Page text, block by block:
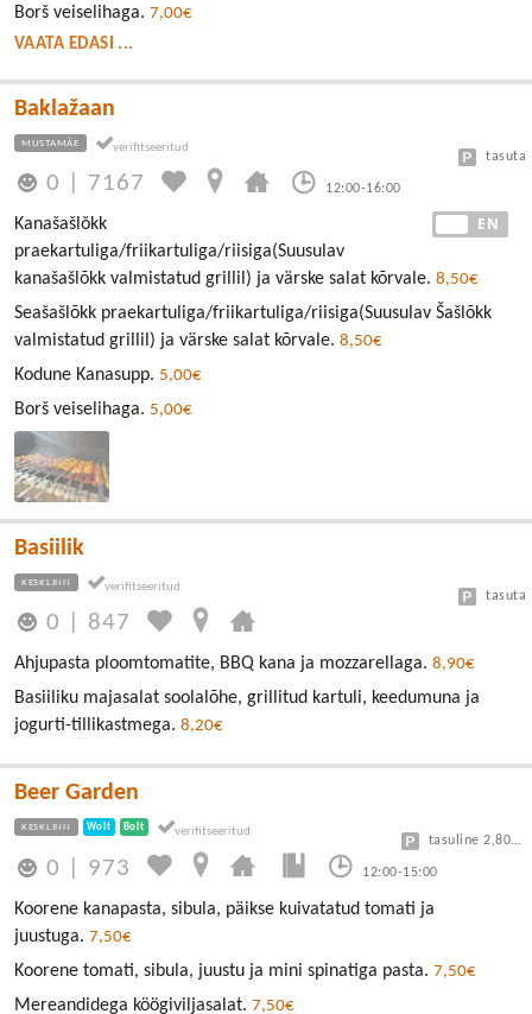
Borš veiselihaga. 7,00€
VAATA EDASI ...
Baklažaan
MUSTAMÄE
0 7167 12:00-16:00
tasuta
EN
Kanašašlǒkk
praekartuliga/friikartuliga/riisiga(Suusulav
kanašašlõkk valmistatud grillil) ja värske salat kõrvale. 8,50€
Seašašlõkk praekartuliga/friikartuliga/riisiga(Suusulav Šašlõkk
valmistatud grillil) ja värske salat kõrvale. 8,50€
Kodune Kanasupp. 5,00€
Borš veiselihaga. 5,00€
Basiilik
KESKLINN
0 847
tasuta
Ahjupasta ploomtomatite, BBQ kana ja mozzarellaga. 8,90€
Basiiliku majasalat soolalõhe, grillitud kartuli, keedumuna ja
jogurti-tillikastmega. 8,20€
Beer Garden
KESKLINN Wolt Bolt
0 973 12:00-15:00
tasuline 2,80/30min
Koorene kanapasta, sibula, päikse kuivatatud tomati ja
juustuga. 7,50€
Koorene tomati, sibula, juustu ja mini spinatiga pasta. 7,50€
Mereandidega köögiviljasalat. 7,50€